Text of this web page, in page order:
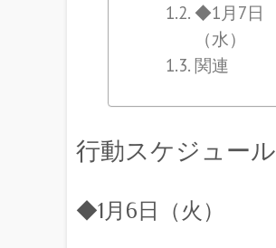
◆1月7日
（水）
関連
行動スケジュール
◆1月6日（火）